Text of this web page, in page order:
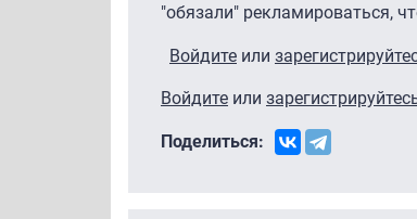
"обязали" рекламироваться,
Войдите или
Войдите или
Поделиться: